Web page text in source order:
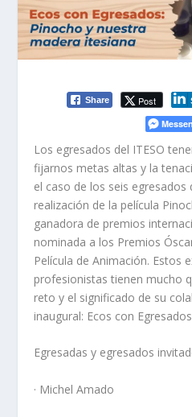
Share Post
Los egresados del ITESO
fijarnos metas altas y la
el caso de los seis egresados
realización de la película
ganadora de premios
nominada a los Premios
Película de Animación. Estos
profesionistas tienen mucho
reto y el significado de su
inaugural: Ecos con
Egresadas y egresados
· Michel Amado